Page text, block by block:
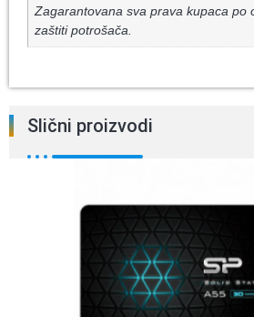
Zagarantovana sva prava kupaca po
zaštiti potrošača.
Slični proizvodi